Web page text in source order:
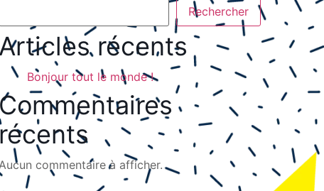
Rechercher
Articles récents
Bonjour tout le monde !
Commentaires
récents
Aucun commentaire à afficher.